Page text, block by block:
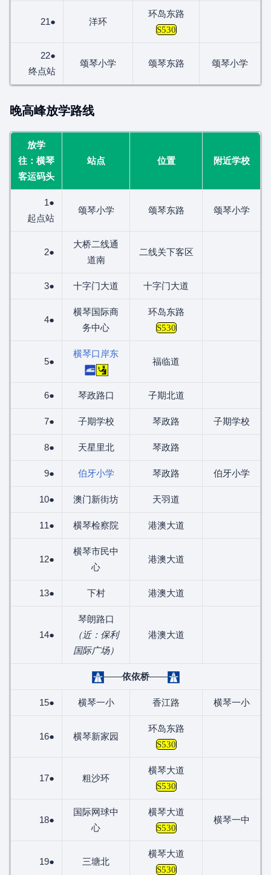
21● 洋环
环岛东路
S530
22●
终点站
颂琴小学 颂琴东路 颂琴小学
晚高峰放学路线
放学
往：横琴
客运码头
站点 位置 附近学校
1●
起点站
颂琴小学 颂琴东路 颂琴小学
2●
大桥二线通
道南
二线关下客区
3● 十字门大道 十字门大道
4●
横琴国际商
务中心
环岛东路
S530
5●
横琴口岸东
福临道
6● 琴政路口 子期北道
7● 子期学校 琴政路 子期学校
8● 天星里北 琴政路
9● 伯牙小学 琴政路 伯牙小学
10● 澳门新街坊 天羽道
11● 横琴检察院 港澳大道
12●
横琴市民中
心
港澳大道
13● 下村 港澳大道
14●
琴朗路口
（近：保利
国际广场）
港澳大道
——依依桥——
15● 横琴一小 香江路 横琴一小
16● 横琴新家园
环岛东路
S530
17● 粗沙环
横琴大道
S530
18●
国际网球中
心
横琴大道
S530
横琴一中
19● 三塘北
横琴大道
S530